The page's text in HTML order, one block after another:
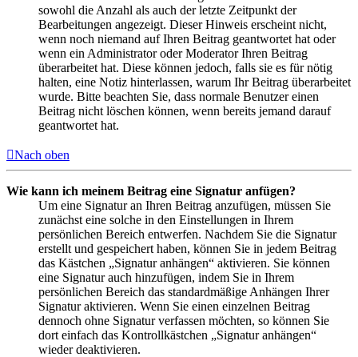
sowohl die Anzahl als auch der letzte Zeitpunkt der
Bearbeitungen angezeigt. Dieser Hinweis erscheint nicht,
wenn noch niemand auf Ihren Beitrag geantwortet hat oder
wenn ein Administrator oder Moderator Ihren Beitrag
überarbeitet hat. Diese können jedoch, falls sie es für nötig
halten, eine Notiz hinterlassen, warum Ihr Beitrag überarbeitet
wurde. Bitte beachten Sie, dass normale Benutzer einen
Beitrag nicht löschen können, wenn bereits jemand darauf
geantwortet hat.
Nach oben
Wie kann ich meinem Beitrag eine Signatur anfügen?
Um eine Signatur an Ihren Beitrag anzufügen, müssen Sie
zunächst eine solche in den Einstellungen in Ihrem
persönlichen Bereich entwerfen. Nachdem Sie die Signatur
erstellt und gespeichert haben, können Sie in jedem Beitrag
das Kästchen „Signatur anhängen“ aktivieren. Sie können
eine Signatur auch hinzufügen, indem Sie in Ihrem
persönlichen Bereich das standardmäßige Anhängen Ihrer
Signatur aktivieren. Wenn Sie einen einzelnen Beitrag
dennoch ohne Signatur verfassen möchten, so können Sie
dort einfach das Kontrollkästchen „Signatur anhängen“
wieder deaktivieren.